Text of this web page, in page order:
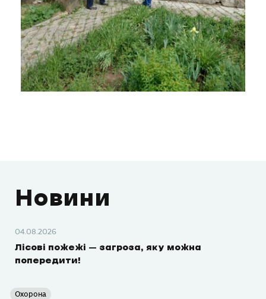
Новини
04.08.2026
Лісові пожежі – загроза, яку можна
попередити!
Охорона